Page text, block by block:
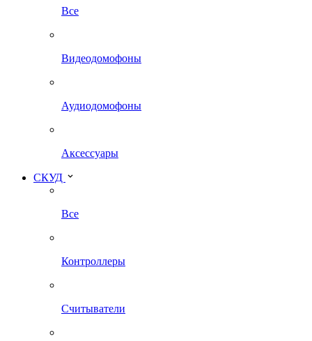
Все
Видеодомофоны
Аудиодомофоны
Аксессуары
СКУД
Все
Контроллеры
Считыватели